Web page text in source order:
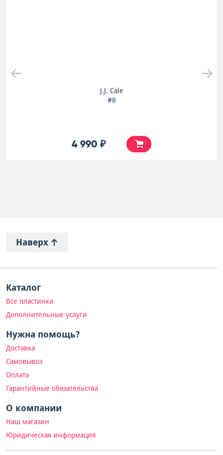
J.J. Cale
#8
4 990 ₽
Наверх
Каталог
Все пластинки
Дополнительные услуги
Нужна помощь?
Доставка
Самовывоз
Оплата
Гарантийные обязательства
О компании
Наш магазин
Юридическая информация